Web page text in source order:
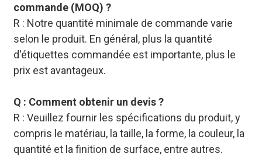
commande (MOQ) ?
R : Notre quantité minimale de commande varie
selon le produit. En général, plus la quantité
d'étiquettes commandée est importante, plus le
prix est avantageux.
Q : Comment obtenir un devis ?
R : Veuillez fournir les spécifications du produit, y
compris le matériau, la taille, la forme, la couleur, la
quantité et la finition de surface, entre autres.